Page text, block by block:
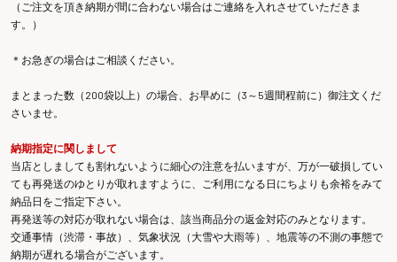
（ご注文を頂き納期が間に合わない場合はご連絡を入れさせていただきま
す。）
＊お急ぎの場合はご相談ください。
まとまった数（200袋以上）の場合、お早めに（3～5週間程前に）御注文くだ
さいませ。
納期指定に関しまして
当店としましても割れないように細心の注意を払いますが、万が一破損してい
ても再発送のゆとりが取れますように、ご利用になる日にちよりも余裕をみて
納品日をご指定下さい。
再発送等の対応が取れない場合は、該当商品分の返金対応のみとなります。
交通事情（渋滞・事故）、気象状況（大雪や大雨等）、地震等の不測の事態で
納期が遅れる場合がございます。